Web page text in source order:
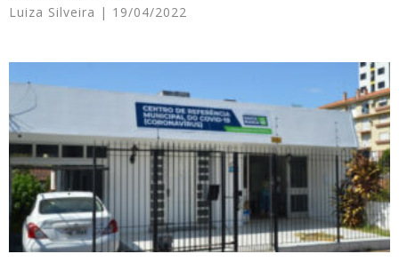
Luiza Silveira 19/04/2022